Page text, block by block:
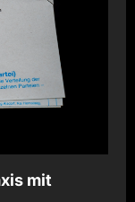
mit